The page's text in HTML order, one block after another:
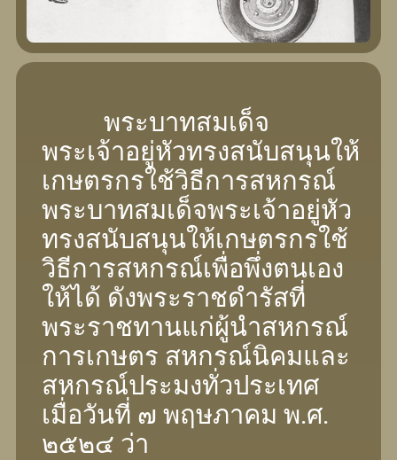
พระบาทสมเด็จ
พระเจ้าอยู่หัวทรงสนับสนุนให้
เกษตรกรใช้วิธีการสหกรณ์
พระบาทสมเด็จพระเจ้าอยู่หัว
ทรงสนับสนุนให้เกษตรกรใช้
วิธีการสหกรณ์เพื่อพึ่งตนเอง
ให้ได้ ดังพระราชดํารัสที่
พระราชทานแก่ผู้นําสหกรณ์
การเกษตร สหกรณ์นิคมและ
สหกรณ์ประมงทั่วประเทศ
เมื่อวันที่ ๗ พฤษภาคม พ.ศ.
๒๕๒๔ ว่า